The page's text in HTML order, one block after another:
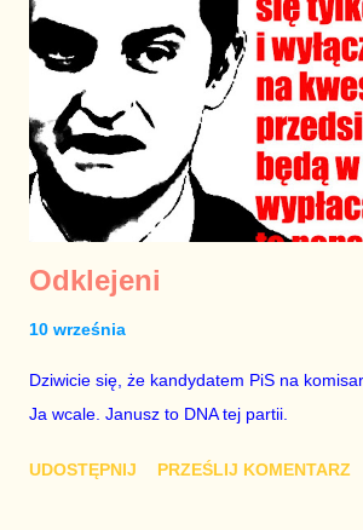
Ponieważ jednak mamy do czynienia z
wyjątkowo nie szanuje standardów,
obowiązków, powinniśmy być poważnie
bowiem ryzyko, że jeśli wynik wyborów nie
stary Sejm na wznowionym po wyborach
prawo, które utrudni następcom przejęcie
Sprawiedliw...
Odklejeni
10 września
Dziwicie się, że kandydatem PiS na
Ja wcale. Janusz to DNA tej partii.
UDOSTĘPNIJ PRZEŚLIJ KOMENTARZ